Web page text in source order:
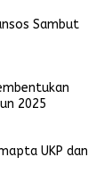
Sambut
2025
UKP dan